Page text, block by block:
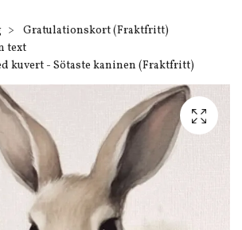
Gratulationskort (Fraktfritt)
text
kuvert - Sötaste kaninen (Fraktfritt)